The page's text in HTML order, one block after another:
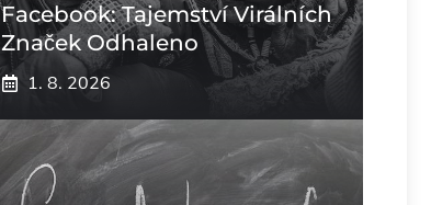
Facebook: Tajemství Virálních
Značek Odhaleno
1. 8. 2026